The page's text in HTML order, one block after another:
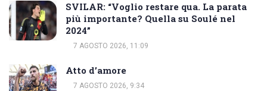
SVILAR: “Voglio restare qua. La parata
più importante? Quella su Soulé nel
2024”
7 AGOSTO 2026, 11:09
Atto d’amore
7 AGOSTO 2026, 9:34